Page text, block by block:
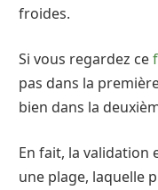
froides.
Si vous regardez ce
pas dans la
bien dans la
En fait, la validation
une plage, laquelle